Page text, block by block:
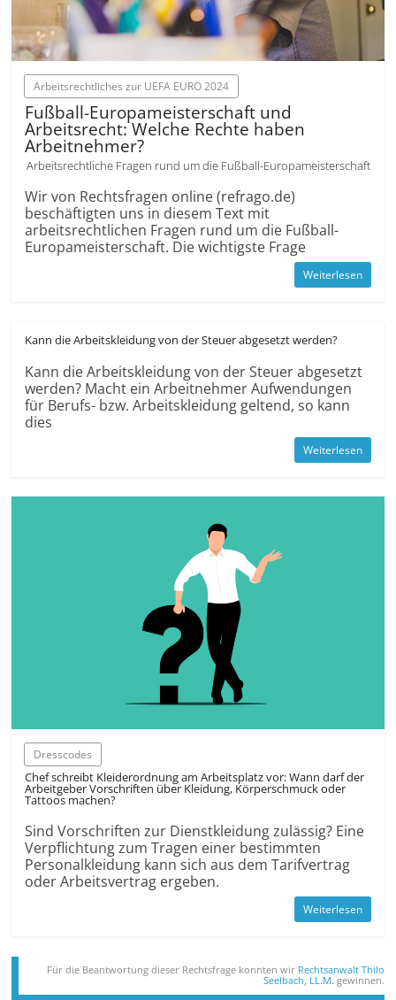
Arbeitsrechtliches zur UEFA EURO 2024
Fußball-Europameisterschaft und
Arbeitsrecht: Welche Rechte haben
Arbeitnehmer?
Arbeitsrechtliche Fragen rund um die Fußball-Europameisterschaft
Wir von Rechtsfragen online (refrago.de)
beschäftigten uns in diesem Text mit
arbeitsrechtlichen Fragen rund um die Fußball-
Europameisterschaft. Die wichtigste Frage
Weiterlesen
Kann die Arbeits­kleidung von der Steuer abgesetzt werden?
Kann die Arbeits­kleidung von der Steuer abgesetzt
werden? Macht ein Arbeit­nehmer Aufwendungen
für Berufs- bzw. Arbeits­kleidung geltend, so kann
dies
Weiterlesen
Dresscodes
Chef schreibt Kleiderordnung am Arbeitsplatz vor: Wann darf der
Arbeitgeber Vorschriften über Kleidung, Körperschmuck oder
Tattoos machen?
Sind Vorschriften zur Dienstkleidung zulässig? Eine
Verpflichtung zum Tragen einer bestimmten
Personalkleidung kann sich aus dem Tarifvertrag
oder Arbeitsvertrag ergeben.
Weiterlesen
Für die Beantwortung dieser Rechts­frage konnten wir Rechtsanwalt Thilo
Seelbach, LL.M. gewinnen.